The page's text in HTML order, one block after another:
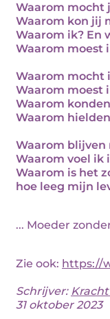
Waarom mocht
Waarom kon jij
Waarom ik? En
Waarom moest
Waarom mocht
Waarom moest
Waarom
Waarom
Waarom blijven
Waarom voel ik
Waarom is het
hoe leeg mijn
... Moeder
Zie ook: https://
Schrijver:
31 oktober 2023